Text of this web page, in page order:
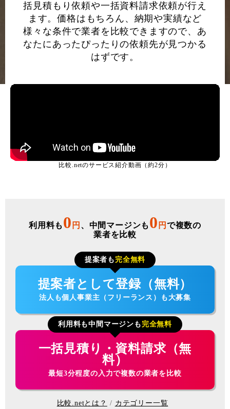
括見積もり依頼や一括資料請求依頼が行え
ます。価格はもちろん、納期や実績など
様々な条件で業者を比較できますので、あ
なたにあったぴったりの依頼先が見つかる
はずです。
比較.netのサービス紹介動画（約2分）
利用料も 0 円 、中間マージンも 0 円 で複数の
業者を比較
提案者も 完全無料
提案者として登録（無料）
法人も個人事業主（フリーランス）も大募集
利用料も中間マージンも 完全無料
一括見積り・資料請求（無
料）
最短3分程度の入力で複数の業者を比較
比較.netとは？ カテゴリー一覧